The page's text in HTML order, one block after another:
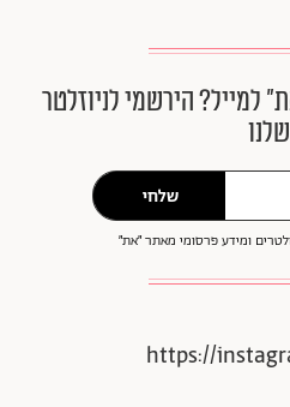
למייל? הירשמי לניוזלטר
שלנו
שלחי
ומידע פרסומי מאתר ״את״
https://